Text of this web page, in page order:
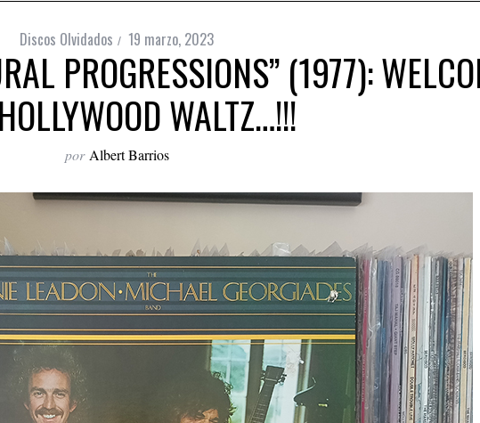
Discos Olvidados 19 marzo, 2023
PROGRESSIONS” (1977):
WALTZ…!!!
por Albert Barrios